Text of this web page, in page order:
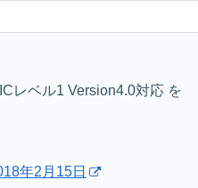
レベル1 Version4.0対応 を
年2月15日